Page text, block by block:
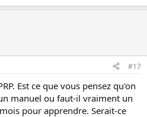
#17
Est ce que vous pensez qu'on
manuel ou faut-il vraiment un
pour apprendre. Serait-ce